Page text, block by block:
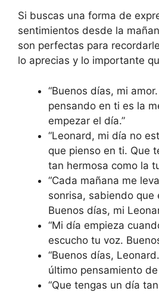
Si buscas una forma de
sentimientos desde la
son perfectas para
lo aprecias y lo importante
“Buenos días, mi
pensando en ti es la
empezar el día.”
“Leonard, mi día no
que pienso en ti. Que
tan hermosa como la
“Cada mañana me
sonrisa, sabiendo que
Buenos días, mi
“Mi día empieza
escucho tu voz.
“Buenos días,
último pensamiento
“Que tengas un día